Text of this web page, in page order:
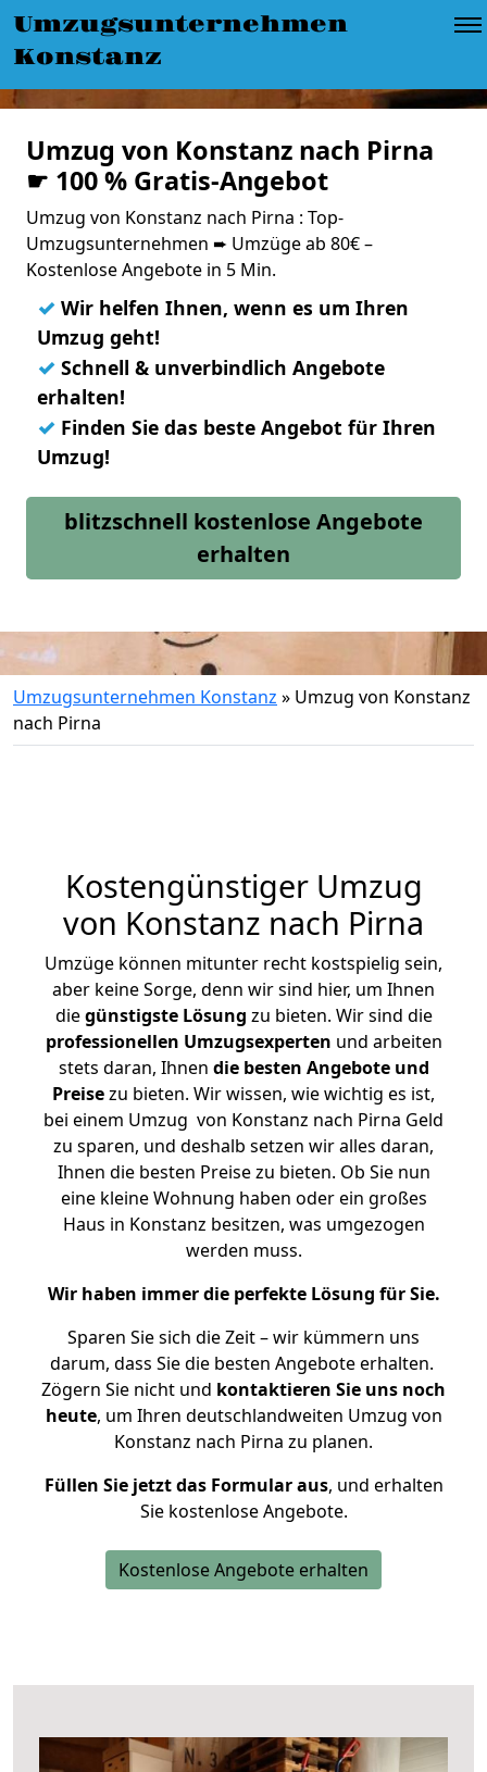
Umzugsunternehmen
Konstanz
Umzug von Konstanz nach Pirna
☛ 100 % Gratis-Angebot
Umzug von Konstanz nach Pirna : Top-
Umzugsunternehmen ➨ Umzüge ab 80€ –
Kostenlose Angebote in 5 Min.
✓ Wir helfen Ihnen, wenn es um Ihren
Umzug geht!
✓ Schnell & unverbindlich Angebote
erhalten!
✓ Finden Sie das beste Angebot für Ihren
Umzug!
blitzschnell kostenlose Angebote
erhalten
Umzugsunternehmen Konstanz » Umzug von Konstanz
nach Pirna
Kostengünstiger Umzug
von Konstanz nach Pirna
Umzüge können mitunter recht kostspielig sein,
aber keine Sorge, denn wir sind hier, um Ihnen
diegünstigste Lösung zu bieten. Wir sind die
professionellen Umzugsexperten und arbeiten
stets daran, Ihnen die besten Angebote und
Preisezu bieten. Wir wissen, wie wichtig es ist,
bei einem Umzug von Konstanz nach Pirna Geld
zu sparen, und deshalb setzen wir alles daran,
Ihnen die besten Preise zu bieten. Ob Sie nun
eine kleine Wohnung haben oder ein großes
Haus in Konstanz besitzen, was umgezogen
werden muss.
Wir haben immer die perfekte Lösung für Sie.
Sparen Sie sich die Zeit – wir kümmern uns
darum, dass Sie die besten Angebote erhalten.
Zögern Sie nicht und kontaktieren Sie uns noch
heute, um Ihren deutschlandweiten Umzug von
Konstanz nach Pirna zu planen.
Füllen Sie jetzt das Formular aus, und erhalten
Sie kostenlose Angebote.
Kostenlose Angebote erhalten